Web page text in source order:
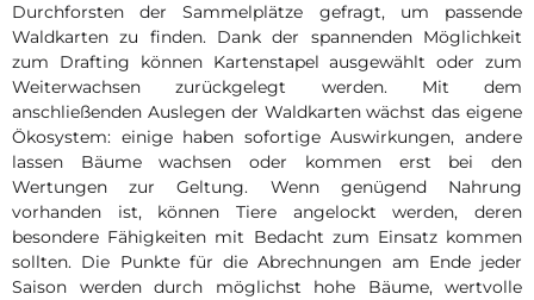
Durchforsten der Sammelplätze gefragt, um passende
Waldkarten zu finden. Dank der spannenden Möglichkeit
zum Drafting können Kartenstapel ausgewählt oder zum
Weiterwachsen zurückgelegt werden. Mit dem
anschließenden Auslegen der Waldkarten wächst das eigene
Ökosystem: einige haben sofortige Auswirkungen, andere
lassen Bäume wachsen oder kommen erst bei den
Wertungen zur Geltung. Wenn genügend Nahrung
vorhanden ist, können Tiere angelockt werden, deren
besondere Fähigkeiten mit Bedacht zum Einsatz kommen
sollten. Die Punkte für die Abrechnungen am Ende jeder
Saison werden durch möglichst hohe Bäume, wertvolle